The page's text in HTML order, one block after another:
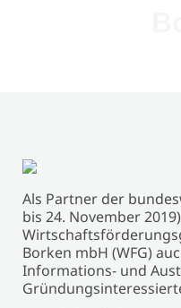
Als Partner der
bis 24. November
Borken mbH (WFG)
Informations- und